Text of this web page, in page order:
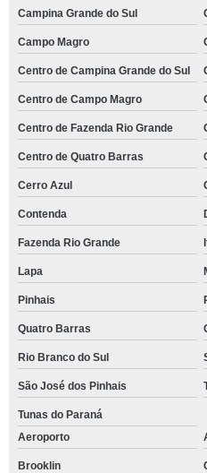
Campina Grande do Sul
Campo Magro
Centro de Campina Grande do Sul
Centro de Campo Magro
Centro de Fazenda Rio Grande
Centro de Quatro Barras
Cerro Azul
Contenda
Fazenda Rio Grande
Lapa
Pinhais
Quatro Barras
Rio Branco do Sul
São José dos Pinhais
Tunas do Paraná
Aeroporto
Brooklin